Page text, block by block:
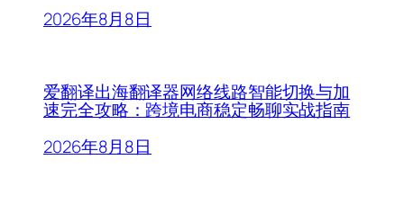
2026年8月8日
爱翻译出海翻译器网络线路智能切换与加
速完全攻略：跨境电商稳定畅聊实战指南
2026年8月8日